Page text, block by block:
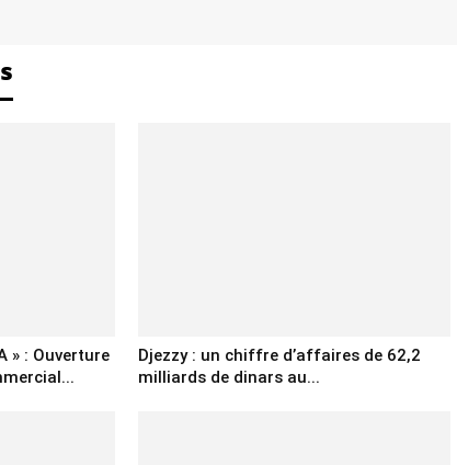
» : Ouverture
Djezzy : un chiffre d’affaires de 62,2
milliards de dinars au...